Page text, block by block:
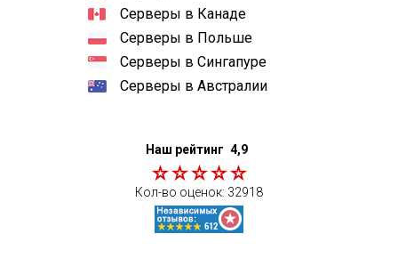
Серверы в Канаде
Серверы в Польше
Серверы в Сингапуре
Серверы в Австралии
Наш рейтинг 4,9
Кол-во оценок: 32918